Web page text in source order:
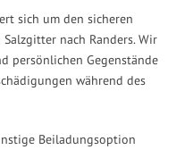
sich um den sicheren
nach Randers. Wir
persönlichen Gegenstände
während des
Beiladungsoption